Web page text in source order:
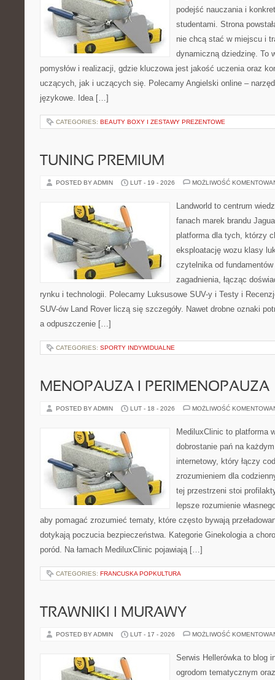
podejść nauczania i
studentami. Strona
nie chcą stać w miejscu i
dynamiczną dziedzinę. To
pomysłów i realizacji, gdzie kluczowa jest jakość uczenia oraz
uczących, jak i uczących się. Polecamy Angielski online –
językowe. Idea […]
CATEGORIES: BEAUTY BOXY I ZESTAWY PREZENTOWE
TUNING PREMIUM
POSTED BY ADMIN LUT - 19 - 2026 MOŻLIWOŚĆ
Landworld to centrum
fanach marek brandu
platforma dla tych, którzy
eksploatację wozu klasy
czytelnika od
zagadnienia, łącząc
rynku i technologii. Polecamy Luksusowe SUV-y i Testy i
SUV-ów Land Rover liczą się szczegóły. Nawet drobne oznaki
a odpuszczenie […]
CATEGORIES: SPORTY INDYWIDUALNE
MENOPAUZA I PERIMENOPAUZA
POSTED BY ADMIN LUT - 18 - 2026 MOŻLIWOŚĆ
MediluxClinic to platforma
dobrostanie pań na
internetowy, który łączy
zrozumieniem dla
tej przestrzeni stoi
lepsze rozumienie
aby pomagać zrozumieć tematy, które często bywają
dotykają poczucia bezpieczeństwa. Kategorie Ginekologia a
poród. Na łamach MediluxClinic pojawiają […]
CATEGORIES: FRANCUSKA POPKULTURA
TRAWNIKI I MURAWY
POSTED BY ADMIN LUT - 17 - 2026 MOŻLIWOŚĆ
Serwis Hellerówka to blog
ogrodom tematycznym